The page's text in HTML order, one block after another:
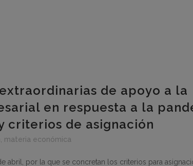
de apoyo a la
en respuesta a la
criterios de asignación
materia económica
abril, por la que se concretan los criterios para